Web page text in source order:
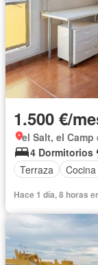
1.500 €/
el Salt, el Camp
4 Dormitorios
Terraza
Hace 1 día, 8 horas